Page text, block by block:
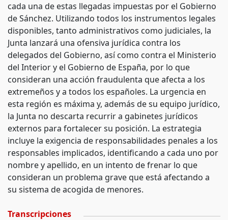
cada una de estas llegadas impuestas por el Gobierno
de Sánchez. Utilizando todos los instrumentos legales
disponibles, tanto administrativos como judiciales, la
Junta lanzará una ofensiva jurídica contra los
delegados del Gobierno, así como contra el Ministerio
del Interior y el Gobierno de España, por lo que
consideran una acción fraudulenta que afecta a los
extremeños y a todos los españoles. La urgencia en
esta región es máxima y, además de su equipo jurídico,
la Junta no descarta recurrir a gabinetes jurídicos
externos para fortalecer su posición. La estrategia
incluye la exigencia de responsabilidades penales a los
responsables implicados, identificando a cada uno por
nombre y apellido, en un intento de frenar lo que
consideran un problema grave que está afectando a
su sistema de acogida de menores.
Transcripciones